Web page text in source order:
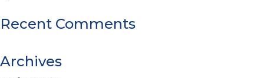
Recent Comments
Archives